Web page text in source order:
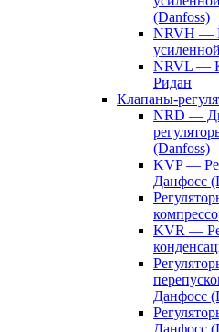
(Danfoss)
NRVH —
NRVL —
Ридан
Клапаны-
NRD —
(Danfoss)
KVP —
Данфосс
KVR —
Данфосс
Данфосс